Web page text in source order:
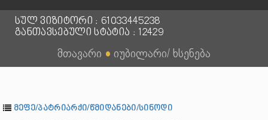
სულ ვიზიტორი : 61033445238
განთავსებული სტატია : 12429
მთავარი ● იუბილარი/ ხსენება
მეფე/პატრიარქი/წმიდანები/სინოდი